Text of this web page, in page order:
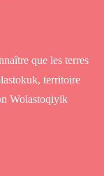
que les terres
territoire
Wolastoqiyik